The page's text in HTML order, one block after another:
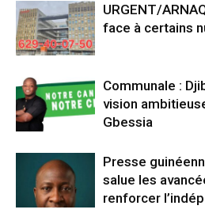
URGENT/
face à certains
Communale :
vision
Gbessia
Presse
salue les
renforcer